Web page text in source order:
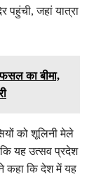
पहुंची, जहां यात्रा
का बीमा,
को शूलिनी मेले
कि यह उत्सव प्रदेश
कहा कि देश में यह